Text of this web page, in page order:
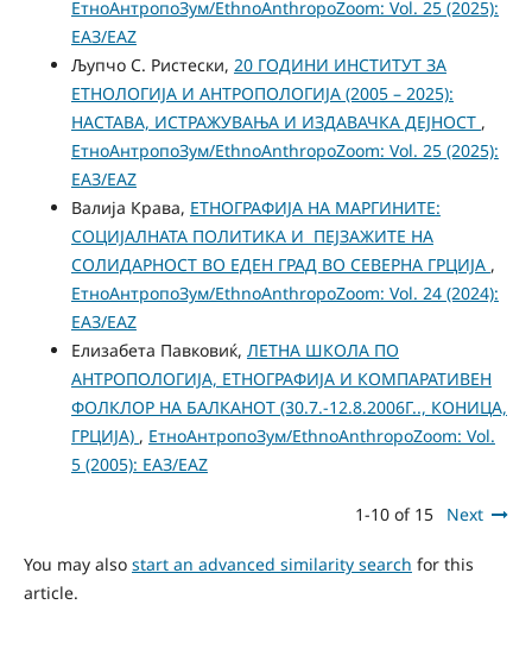
ЕтноАнтропоЗум/EthnoAnthropoZoom: Vol. 25 (2025):
ЕАЗ/EAZ
Љупчо С. Ристески, 20 ГОДИНИ ИНСТИТУТ ЗА
ЕТНОЛОГИЈА И АНТРОПОЛОГИЈА (2005 – 2025):
НАСТАВA, ИСТРАЖУВАЊА И ИЗДАВАЧКА ДЕЈНОСТ ,
ЕтноАнтропоЗум/EthnoAnthropoZoom: Vol. 25 (2025):
ЕАЗ/EAZ
Валија Крава, ЕТНОГРАФИЈА НА МАРГИНИТЕ:
СОЦИЈАЛНАТА ПОЛИТИКА И ПЕЈЗАЖИТЕ НА
СОЛИДАРНОСТ ВО ЕДЕН ГРАД ВО СЕВЕРНА ГРЦИЈА ,
ЕтноАнтропоЗум/EthnoAnthropoZoom: Vol. 24 (2024):
ЕАЗ/EAZ
Елизабета Павковиќ, ЛЕТНА ШКОЛА ПО
АНТРОПОЛОГИЈА, ЕТНОГРАФИЈА И КОМПАРАТИВЕН
ФОЛКЛОР НА БАЛКАНОТ (30.7.-12.8.2006Г.., КОНИЦА,
ГРЦИЈА) , ЕтноАнтропоЗум/EthnoAnthropoZoom: Vol.
5 (2005): ЕАЗ/EAZ
1-10 of 15 Next
You may also start an advanced similarity search for this
article.